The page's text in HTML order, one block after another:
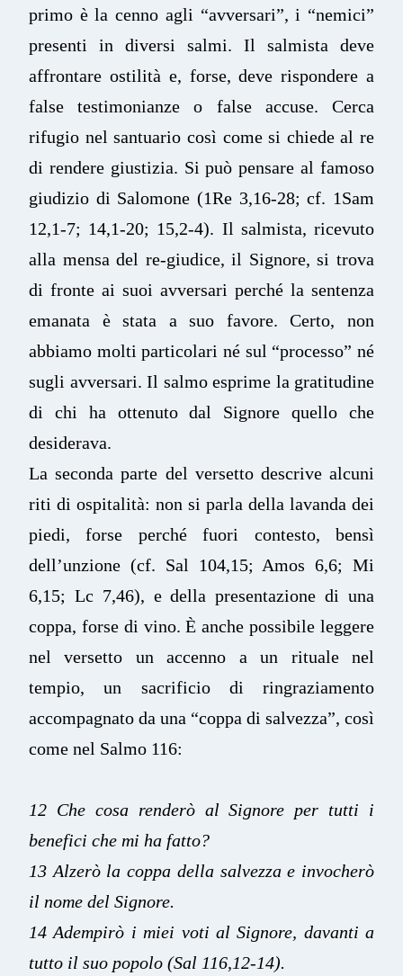
primo è la cenno agli “avversari”, i “nemici”
presenti in diversi salmi. Il salmista deve
affrontare ostilità e, forse, deve rispondere a
false testimonianze o false accuse. Cerca
rifugio nel santuario così come si chiede al re
di rendere giustizia. Si può pensare al famoso
giudizio di Salomone (1Re 3,16-28; cf. 1Sam
12,1-7; 14,1-20; 15,2-4). Il salmista, ricevuto
alla mensa del re-giudice, il Signore, si trova
di fronte ai suoi avversari perché la sentenza
emanata è stata a suo favore. Certo, non
abbiamo molti particolari né sul “processo” né
sugli avversari. Il salmo esprime la gratitudine
di chi ha ottenuto dal Signore quello che
desiderava.
La seconda parte del versetto descrive alcuni
riti di ospitalità: non si parla della lavanda dei
piedi, forse perché fuori contesto, bensì
dell’unzione (cf. Sal 104,15; Amos 6,6; Mi
6,15; Lc 7,46), e della presentazione di una
coppa, forse di vino. È anche possibile leggere
nel versetto un accenno a un rituale nel
tempio, un sacrificio di ringraziamento
accompagnato da una “coppa di salvezza”, così
come nel Salmo 116:
12 Che cosa renderò al Signore per tutti i
benefici che mi ha fatto?
13 Alzerò la coppa della salvezza e invocherò
il nome del Signore.
14 Adempirò i miei voti al Signore, davanti a
tutto il suo popolo (Sal 116,12-14).